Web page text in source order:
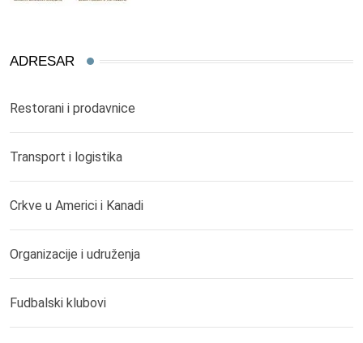
ADRESAR
Restorani i prodavnice
Transport i logistika
Crkve u Americi i Kanadi
Organizacije i udruženja
Fudbalski klubovi